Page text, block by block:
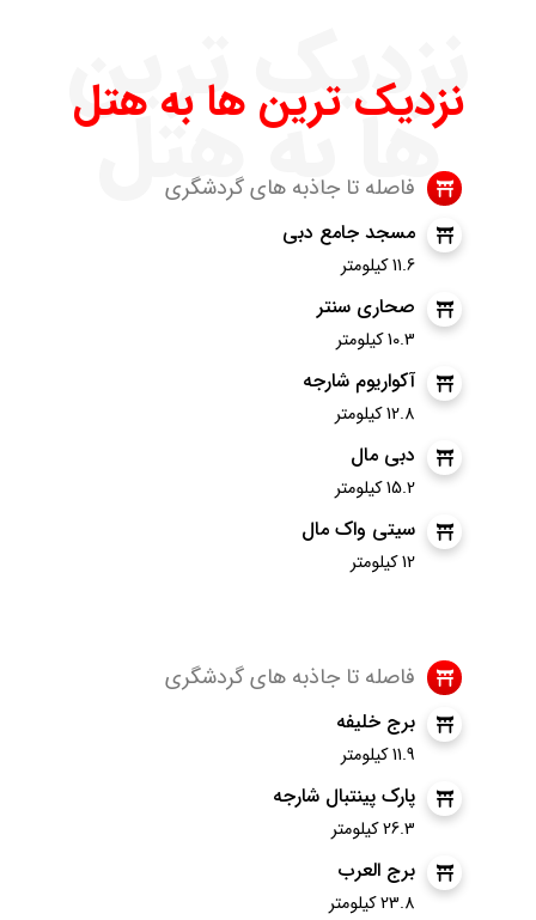
نزدیک ترین
ها به هتل
نزدیک ترین ها به هتل
فاصله تا جاذبه های گردشگری
مسجد جامع دبی
11.6 کیلومتر
صحاری سنتر
10.3 کیلومتر
آکواریوم شارجه
12.8 کیلومتر
دبی مال
15.2 کیلومتر
سیتی واک مال
12 کیلومتر
فاصله تا جاذبه های گردشگری
برج خلیفه
11.9 کیلومتر
پارک پینتبال شارجه
26.3 کیلومتر
برج العرب
23.8 کیلومتر